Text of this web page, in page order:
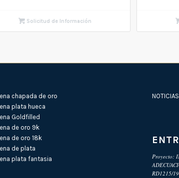
Solicitud de Información
chapada de oro
plata hueca
Goldfilled
de oro 9k
de oro 18k
de plata
plata fantasia
NOTICIAS
Proyecto:
RD1215/